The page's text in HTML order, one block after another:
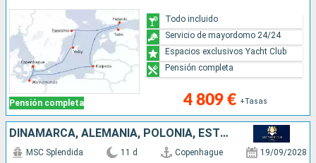
Pensión completa 4 809 € +Tasas
Todo incluido
Servicio de mayordomo 24/24
Espacios exclusivos Yacht Club
Pensión completa
DINAMARCA, ALEMANIA, POLONIA, ESTONIA, FINLANDIA, SUECIA
MSC Splendida 11 d Copenhague 19/09/2028